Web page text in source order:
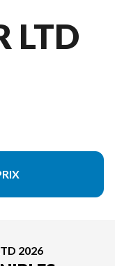
LTD
2026